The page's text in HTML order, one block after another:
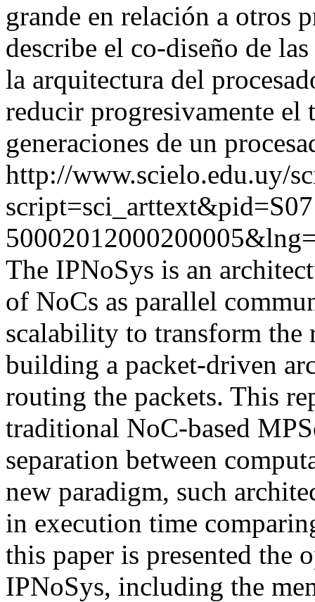
grande en relación a otros
describe el co-diseño de
la arquitectura del
reducir progresivamente el
generaciones de un
http://www.scielo.edu.uy/
The IPNoSys is an
of NoCs as parallel
scalability to transform the
building a packet-driven
routing the packets. This
traditional NoC-based
separation between
new paradigm, such
in execution time
this paper is presented the
IPNoSys, including the